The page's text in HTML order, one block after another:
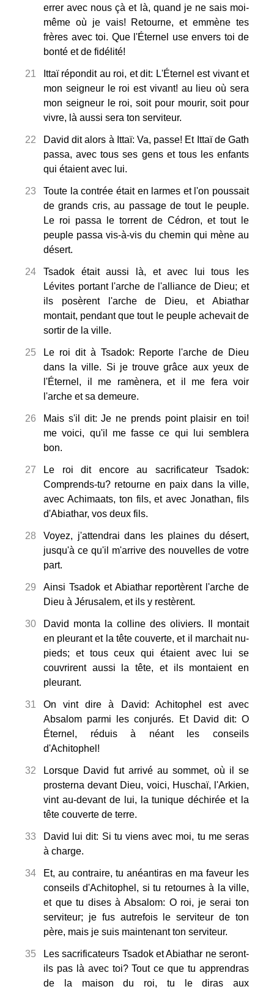
errer avec nous çà et là, quand je ne sais moi-
même où je vais! Retourne, et emmène tes
frères avec toi. Que l'Éternel use envers toi de
bonté et de fidélité!
21
Ittaï répondit au roi, et dit: L'Éternel est vivant et
mon seigneur le roi est vivant! au lieu où sera
mon seigneur le roi, soit pour mourir, soit pour
vivre, là aussi sera ton serviteur.
22
David dit alors à Ittaï: Va, passe! Et Ittaï de Gath
passa, avec tous ses gens et tous les enfants
qui étaient avec lui.
23
Toute la contrée était en larmes et l'on poussait
de grands cris, au passage de tout le peuple.
Le roi passa le torrent de Cédron, et tout le
peuple passa vis-à-vis du chemin qui mène au
désert.
24
Tsadok était aussi là, et avec lui tous les
Lévites portant l'arche de l'alliance de Dieu; et
ils posèrent l'arche de Dieu, et Abiathar
montait, pendant que tout le peuple achevait de
sortir de la ville.
25
Le roi dit à Tsadok: Reporte l'arche de Dieu
dans la ville. Si je trouve grâce aux yeux de
l'Éternel, il me ramènera, et il me fera voir
l'arche et sa demeure.
26
Mais s'il dit: Je ne prends point plaisir en toi!
me voici, qu'il me fasse ce qui lui semblera
bon.
27
Le roi dit encore au sacrificateur Tsadok:
Comprends-tu? retourne en paix dans la ville,
avec Achimaats, ton fils, et avec Jonathan, fils
d'Abiathar, vos deux fils.
28
Voyez, j'attendrai dans les plaines du désert,
jusqu'à ce qu'il m'arrive des nouvelles de votre
part.
29
Ainsi Tsadok et Abiathar reportèrent l'arche de
Dieu à Jérusalem, et ils y restèrent.
30
David monta la colline des oliviers. Il montait
en pleurant et la tête couverte, et il marchait nu-
pieds; et tous ceux qui étaient avec lui se
couvrirent aussi la tête, et ils montaient en
pleurant.
31
On vint dire à David: Achitophel est avec
Absalom parmi les conjurés. Et David dit: O
Éternel, réduis à néant les conseils
d'Achitophel!
32
Lorsque David fut arrivé au sommet, où il se
prosterna devant Dieu, voici, Huschaï, l'Arkien,
vint au-devant de lui, la tunique déchirée et la
tête couverte de terre.
33
David lui dit: Si tu viens avec moi, tu me seras
à charge.
34
Et, au contraire, tu anéantiras en ma faveur les
conseils d'Achitophel, si tu retournes à la ville,
et que tu dises à Absalom: O roi, je serai ton
serviteur; je fus autrefois le serviteur de ton
père, mais je suis maintenant ton serviteur.
35
Les sacrificateurs Tsadok et Abiathar ne seront-
ils pas là avec toi? Tout ce que tu apprendras
de la maison du roi, tu le diras aux